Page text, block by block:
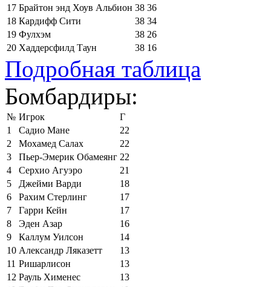
17 Брайтон энд Хоув Альбион 38 36
18 Кардифф Сити 38 34
19 Фулхэм 38 26
20 Хаддерсфилд Таун 38 16
Подробная таблица
Бомбардиры:
№ Игрок
Г
1
Садио Мане
22
2
Мохамед Салах
22
3
Пьер-Эмерик Обамеянг 22
4
Серхио Агуэро
21
5
Джейми Варди
18
6
Рахим Стерлинг
17
7
Гарри Кейн
17
8
Эден Азар
16
9
Каллум Уилсон
14
10 Александр Ляказетт
13
11 Ришарлисон
13
12 Рауль Хименес
13